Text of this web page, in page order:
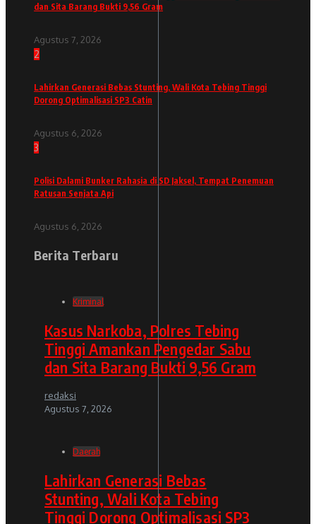
dan Sita Barang Bukti 9,56 Gram
Agustus 7, 2026
2
Lahirkan Generasi Bebas Stunting, Wali Kota Tebing Tinggi
Dorong Optimalisasi SP3 Catin
Agustus 6, 2026
3
Polisi Dalami Bunker Rahasia di SD Jaksel, Tempat Penemuan
Ratusan Senjata Api
Agustus 6, 2026
Berita Terbaru
Kriminal
Kasus Narkoba, Polres Tebing
Tinggi Amankan Pengedar Sabu
dan Sita Barang Bukti 9,56 Gram
redaksi
Agustus 7, 2026
Daerah
Lahirkan Generasi Bebas
Stunting, Wali Kota Tebing
Tinggi Dorong Optimalisasi SP3